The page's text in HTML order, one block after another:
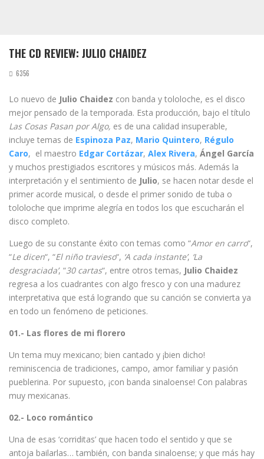
THE CD REVIEW: JULIO CHAIDEZ
6356
Lo nuevo de Julio Chaidez con banda y tololoche, es el disco
mejor pensado de la temporada. Esta producción, bajo el título
Las Cosas Pasan por Algo, es de una calidad insuperable,
incluye temas de Espinoza Paz, Mario Quintero, Régulo
Caro, el maestro Edgar Cortázar, Alex Rivera, Ángel García
y muchos prestigiados escritores y músicos más. Además la
interpretación y el sentimiento de Julio, se hacen notar desde el
primer acorde musical, o desde el primer sonido de tuba o
tololoche que imprime alegría en todos los que escucharán el
disco completo.
Luego de su constante éxito con temas como “Amor en carro“,
“Le dicen“, “El niño travieso“, ‘A cada instante’, ‘La
desgraciada’, “30 cartas“, entre otros temas, Julio Chaidez
regresa a los cuadrantes con algo fresco y con una madurez
interpretativa que está logrando que su canción se convierta ya
en todo un fenómeno de peticiones.
01.- Las flores de mi florero
Un tema muy mexicano; bien cantado y ¡bien dicho!
reminiscencia de tradiciones, campo, amor familiar y pasión
pueblerina. Por supuesto, ¡con banda sinaloense! Con palabras
muy mexicanas.
02.- Loco romántico
Una de esas ‘corriditas’ que hacen todo el sentido y que se
antoja bailarlas… también, con banda sinaloense; y que más hay